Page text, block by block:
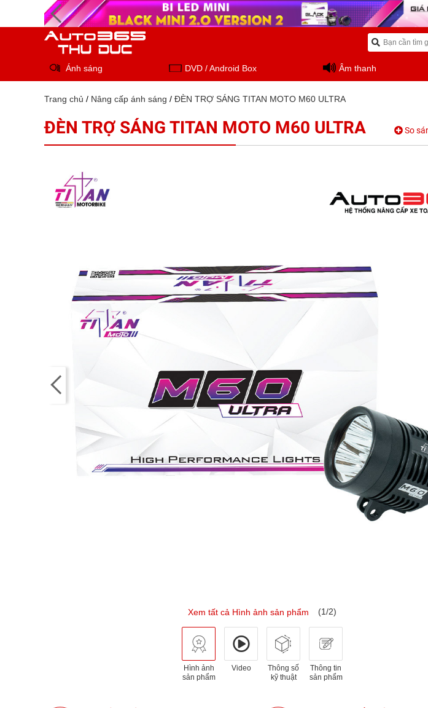
Ánh sáng DVD / Android Box Âm thanh
Trang chủ / Nâng cấp ánh sáng / ĐÈN TRỢ SÁNG TITAN MOTO M60 ULTRA
ĐÈN TRỢ SÁNG TITAN MOTO M60 ULTRA So
Xem tất cả Hình ảnh sản phẩm (1/2)
Hình ảnh
sản phẩm
Video
Thông số
kỹ thuật
Thông tin
sản phẩm